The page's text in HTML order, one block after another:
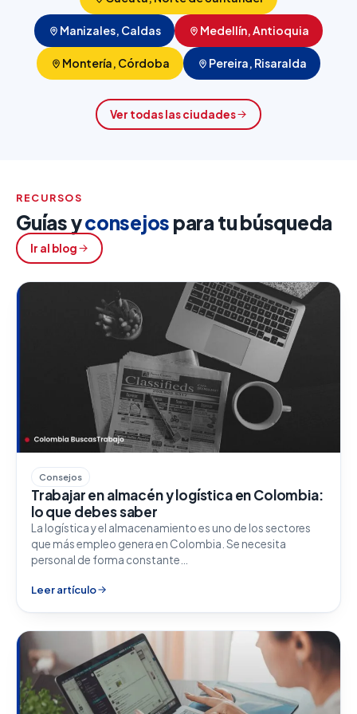
Manizales, Caldas Medellín, Antioquia
Montería, Córdoba Pereira, Risaralda
Ver todas las ciudades
RECURSOS
Guías yconsejos para tu búsqueda
Ir al blog
Consejos
Trabajar en almacén y logística en Colombia:
lo que debes saber
La logística y el almacenamiento es uno de los sectores
que más empleo genera en Colombia. Se necesita
personal de forma constante…
Leer artículo